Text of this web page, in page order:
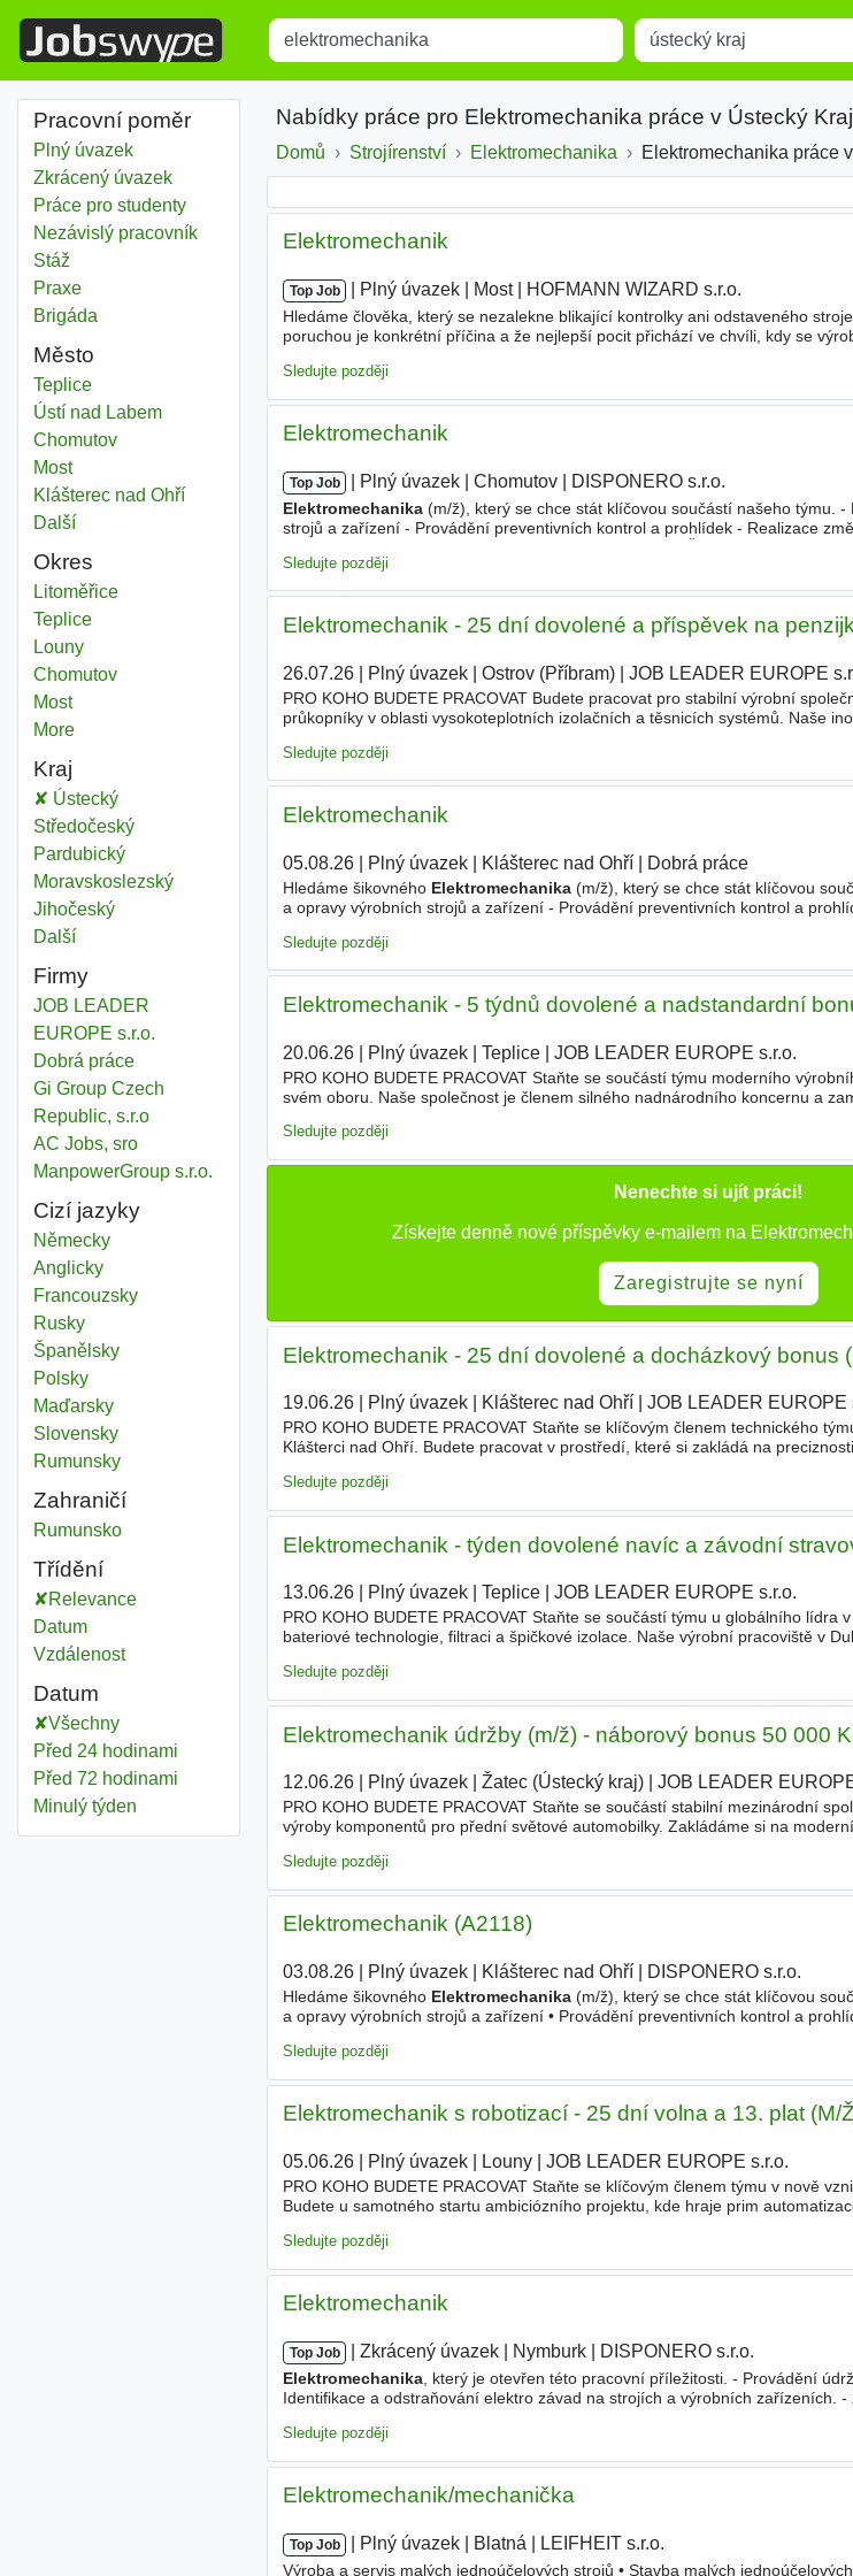
Title Místo
Pracovní poměr
Plný úvazek
Zkrácený úvazek
Práce pro studenty
Nezávislý pracovník
Stáž
Praxe
Brigáda
Město
Elektromechanika
Teplice
Elektromechanika
Ústí nad Labem
Elektromechanika
Chomutov
Elektromechanika
Most
Elektromechanika
Klášterec nad Ohří
Dalšíměsta
Okres
Elektromechanika
LitoměřiceOkres
Elektromechanika
TepliceOkres
Elektromechanika
LounyOkres
Elektromechanika
ChomutovOkres
Elektromechanika
MostOkres
Moredistricts
Kraj
Elektromechanika
ÚsteckýKraj
Elektromechanika
StředočeskýKraj
Elektromechanika
PardubickýKraj
Elektromechanika
MoravskoslezskýKraj
Elektromechanika
JihočeskýKraj
Dalšíkraj
Firmy
JOB LEADER
EUROPE s.r.o.
Dobrá práce
Gi Group Czech
Republic, s.r.o
AC Jobs, sro
ManpowerGroup s.r.o.
Cizí jazyky
Německy
Anglicky
Francouzsky
Rusky
Španělsky
Polsky
Maďarsky
Slovensky
Rumunsky
Zahraničí
Elektromechanika
Rumunsko
Třídění
Relevance
Datum
Vzdálenost
Datum
Všechny
Před 24 hodinami
Před 72 hodinami
Minulý týden
Nabídky práce pro Elektromechanika práce v Ústecký Kraj
Domů Strojírenství Elektromechanika Elektromechanika práce
Elektromechanik
Top Job Plný úvazek Most| HOFMANN WIZARD s.r.o.
Hledáme člověka, který se nezalekne blikající kontrolky ani odstaveného
poruchou je konkrétní příčina a že nejlepší pocit přichází ve chvíli, kdy se
Sledujte později
Elektromechanik
Top Job Plný úvazek Chomutov DISPONERO s.r.o.
Elektromechanika(m/ž), který se chce stát klíčovou součástí našeho týmu. -
strojů a zařízení - Provádění preventivních kontrol a prohlídek - Realizace
Sledujte později
Elektromechanik - 25 dní dovolené a příspěvek na
26.07.26| Plný úvazek| Ostrov (Příbram)| JOB LEADER EUROPE
PRO KOHO BUDETE PRACOVAT Budete pracovat pro stabilní výrobní
průkopníky v oblasti vysokoteplotních izolačních a těsnicích systémů. Naše
Sledujte později
Elektromechanik
05.08.26| Plný úvazek| Klášterec nad Ohří| Dobrá práce
Hledáme šikovného Elektromechanika(m/ž), který se chce stát klíčovou
a opravy výrobních strojů a zařízení - Provádění preventivních kontrol a
Sledujte později
Elektromechanik - 5 týdnů dovolené a nadstandardní
20.06.26| Plný úvazek| Teplice| JOB LEADER EUROPE s.r.o.
PRO KOHO BUDETE PRACOVAT Staňte se součástí týmu moderního
svém oboru. Naše společnost je členem silného nadnárodního koncernu a
Sledujte později
Nenechte si ujít práci!
Získejte denně nové příspěvky e-mailem na
Zaregistrujte se nyní
Elektromechanik - 25 dní dovolené a docházkový bonus
19.06.26| Plný úvazek| Klášterec nad Ohří JOB LEADER EUROPE
PRO KOHO BUDETE PRACOVAT Staňte se klíčovým členem technického
Klášterci nad Ohří. Budete pracovat v prostředí, které si zakládá na
Sledujte později
Elektromechanik - týden dovolené navíc a závodní
13.06.26| Plný úvazek| Teplice| JOB LEADER EUROPE s.r.o.
PRO KOHO BUDETE PRACOVAT Staňte se součástí týmu u globálního lídra
bateriové technologie, filtraci a špičkové izolace. Naše výrobní pracoviště v
Sledujte později
Elektromechanik údržby (m/ž) - náborový bonus 50 000
12.06.26| Plný úvazek| Žatec (Ústecký kraj)| JOB LEADER
PRO KOHO BUDETE PRACOVAT Staňte se součástí stabilní mezinárodní
výroby komponentů pro přední světové automobilky. Zakládáme si na
Sledujte později
Elektromechanik (A2118)
03.08.26| Plný úvazek| Klášterec nad Ohří| DISPONERO s.r.o.
Hledáme šikovného Elektromechanika(m/ž), který se chce stát klíčovou
a opravy výrobních strojů a zařízení • Provádění preventivních kontrol a
Sledujte později
Elektromechanik s robotizací - 25 dní volna a 13. plat (M/
05.06.26| Plný úvazek| Louny| JOB LEADER EUROPE s.r.o.
PRO KOHO BUDETE PRACOVAT Staňte se klíčovým členem týmu v nově
Budete u samotného startu ambiciózního projektu, kde hraje prim
Sledujte později
Elektromechanik
Top Job Zkrácený úvazek Nymburk DISPONERO s.r.o.
Elektromechanika, který je otevřen této pracovní příležitosti. - Provádění
Identifikace a odstraňování elektro závad na strojích a výrobních zařízeních.
Sledujte později
Elektromechanik/mechanička
Top Job Plný úvazek Blatná LEIFHEIT s.r.o.
Výroba a servis malých jednoúčelových strojů • Stavba malých